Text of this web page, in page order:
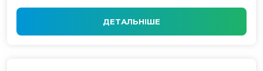
ДЕТАЛЬНІШЕ